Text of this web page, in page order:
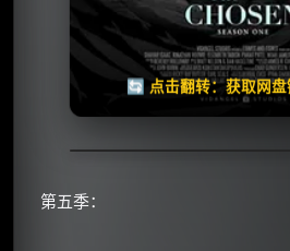
🔄 点击翻转：获取网
失
🧧️
天天领红包
第五季：